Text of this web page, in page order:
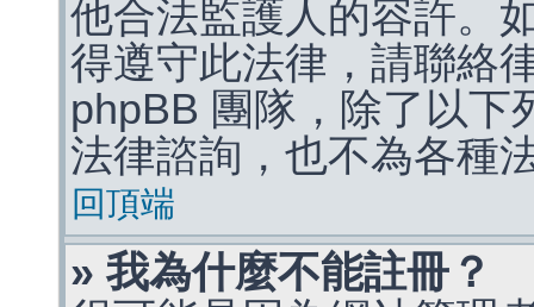
他合法監護人的容許。
得遵守此法律，請聯絡
phpBB 團隊，除了以下
法律諮詢，也不為各種
回頂端
» 我為什麼不能註冊？